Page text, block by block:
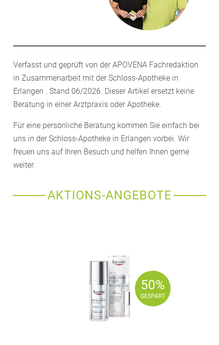
Verfasst und geprüft von der APOVENA Fachredaktion
in Zusammenarbeit mit der Schloss-Apotheke in
Erlangen . Stand 06/2026. Dieser Artikel ersetzt keine
Beratung in einer Arztpraxis oder Apotheke.
Für eine persönliche Beratung kommen Sie einfach bei
uns in der Schloss-Apotheke in Erlangen vorbei. Wir
freuen uns auf Ihren Besuch und helfen Ihnen gerne
weiter.
AKTIONS-ANGEBOTE
50%
GESPART
50%
GESPART